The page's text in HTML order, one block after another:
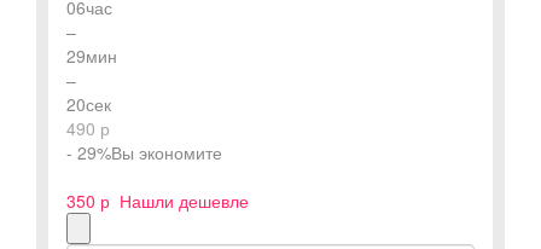
06час
–
29мин
–
19сек
490 р
- 29%Вы экономите
350 р Нашли дешевле